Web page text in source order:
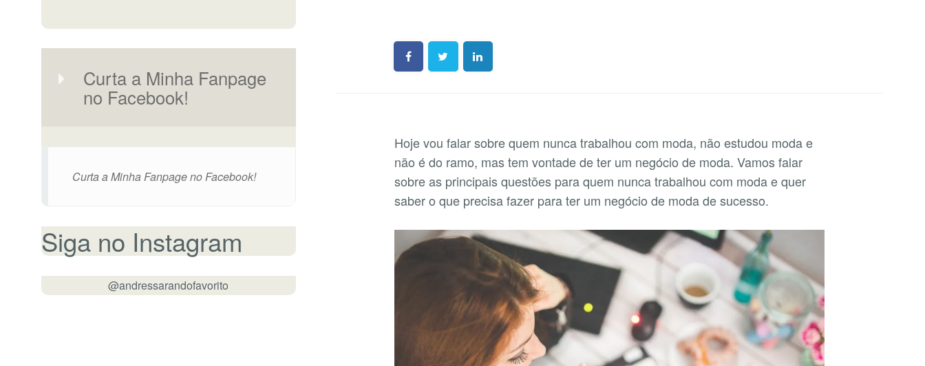
Hoje vou falar sobre quem nunca trabalhou com moda, não estudou moda e
não é do ramo, mas tem vontade de ter um negócio de moda. Vamos falar
sobre as principais questões para quem nunca trabalhou com moda e quer
saber o que precisa fazer para ter um negócio de moda de sucesso.
Curta a Minha Fanpage
no Facebook!
Curta a Minha Fanpage no Facebook!
Siga no Instagram
@andressarandofavorito